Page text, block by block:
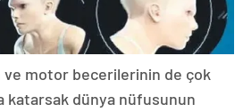
ve motor becerilerinin de çok
katarsak dünya nüfusunun